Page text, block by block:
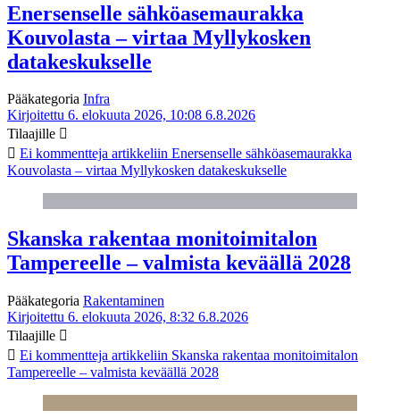
Enersenselle sähköasemaurakka
Kouvolasta – virtaa Myllykosken
datakeskukselle
Pääkategoria Infra
Kirjoitettu 6. elokuuta 2026, 10:08 6.8.2026
Tilaajille
Ei kommentteja artikkeliin Enersenselle sähköasemaurakka
Kouvolasta – virtaa Myllykosken datakeskukselle
Skanska rakentaa monitoimitalon
Tampereelle – valmista keväällä 2028
Pääkategoria Rakentaminen
Kirjoitettu 6. elokuuta 2026, 8:32 6.8.2026
Tilaajille
Ei kommentteja artikkeliin Skanska rakentaa monitoimitalon
Tampereelle – valmista keväällä 2028